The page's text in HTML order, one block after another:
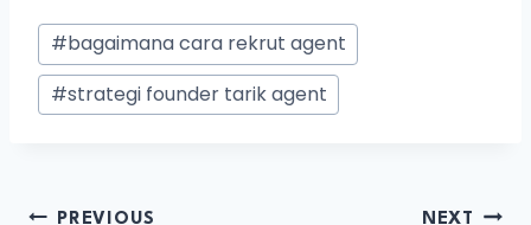
#bagaimana cara rekrut agent
#strategi founder tarik agent
PREVIOUS NEXT